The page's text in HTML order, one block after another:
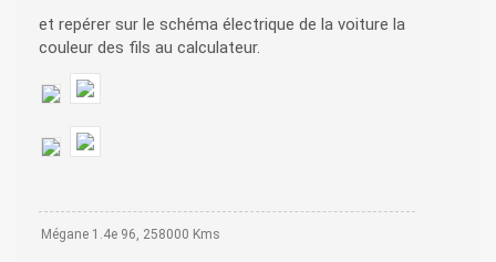
et repérer sur le schéma électrique de la voiture la
couleur des fils au calculateur.
Mégane 1.4e 96, 258000 Kms